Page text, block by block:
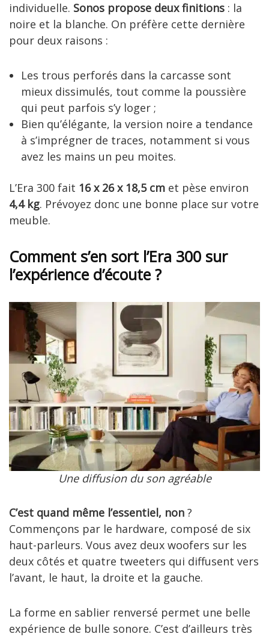
individuelle. Sonos propose deux finitions : la
noire et la blanche. On préfère cette dernière
pour deux raisons :
Les trous perforés dans la carcasse sont
mieux dissimulés, tout comme la poussière
qui peut parfois s’y loger ;
Bien qu’élégante, la version noire a tendance
à s’imprégner de traces, notamment si vous
avez les mains un peu moites.
L’Era 300 fait 16 x 26 x 18,5 cm et pèse environ
4,4 kg. Prévoyez donc une bonne place sur votre
meuble.
Comment s’en sort l’Era 300 sur
l’expérience d’écoute ?
Une diffusion du son agréable
C’est quand même l’essentiel, non ?
Commençons par le hardware, composé de six
haut-parleurs. Vous avez deux woofers sur les
deux côtés et quatre tweeters qui diffusent vers
l’avant, le haut, la droite et la gauche.
La forme en sablier renversé permet une belle
expérience de bulle sonore. C’est d’ailleurs très